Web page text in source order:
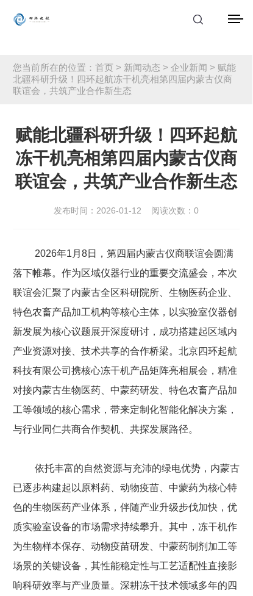
产品中心
应用案例
服务支持
联系我们
您当前所在的位置： 首页 > 新闻动态 > 企业新闻 > 赋能
北疆科研升级！四环起航冻干机亮相第四届内蒙古仪商
联谊会，共筑产业合作新生态
赋能北疆科研升级！四环起航
冻干机亮相第四届内蒙古仪商
联谊会，共筑产业合作新生态
发布时间：2026-01-12 阅读次数： 0
2026年1月8日，第四届内蒙古仪商联谊会圆满
落下帷幕。作为区域仪器行业的重要交流盛会，本次
联谊会汇聚了内蒙古全区科研院所、生物医药企业、
特色农畜产品加工机构等核心主体，以实验室仪器创
新发展为核心议题展开深度研讨，成功搭建起区域内
产业资源对接、技术共享的合作桥梁。北京四环起航
科技有限公司携核心冻干机产品矩阵亮相展会，精准
对接内蒙古生物医药、中蒙药研发、特色农畜产品加
工等领域的核心需求，带来定制化智能化解决方案，
与行业同仁共商合作契机、共探发展路径。
依托丰富的自然资源与充沛的绿电优势，内蒙古
已逐步构建起以原料药、动物疫苗、中蒙药为核心特
色的生物医药产业体系，伴随产业升级步伐加快，优
质实验室设备的市场需求持续攀升。其中，冻干机作
为生物样本保存、动物疫苗研发、中蒙药制剂加工等
场景的关键设备，其性能稳定性与工艺适配性直接影
响科研效率与产业质量。深耕冻干技术领域多年的四